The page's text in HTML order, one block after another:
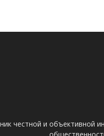
честной и объективной